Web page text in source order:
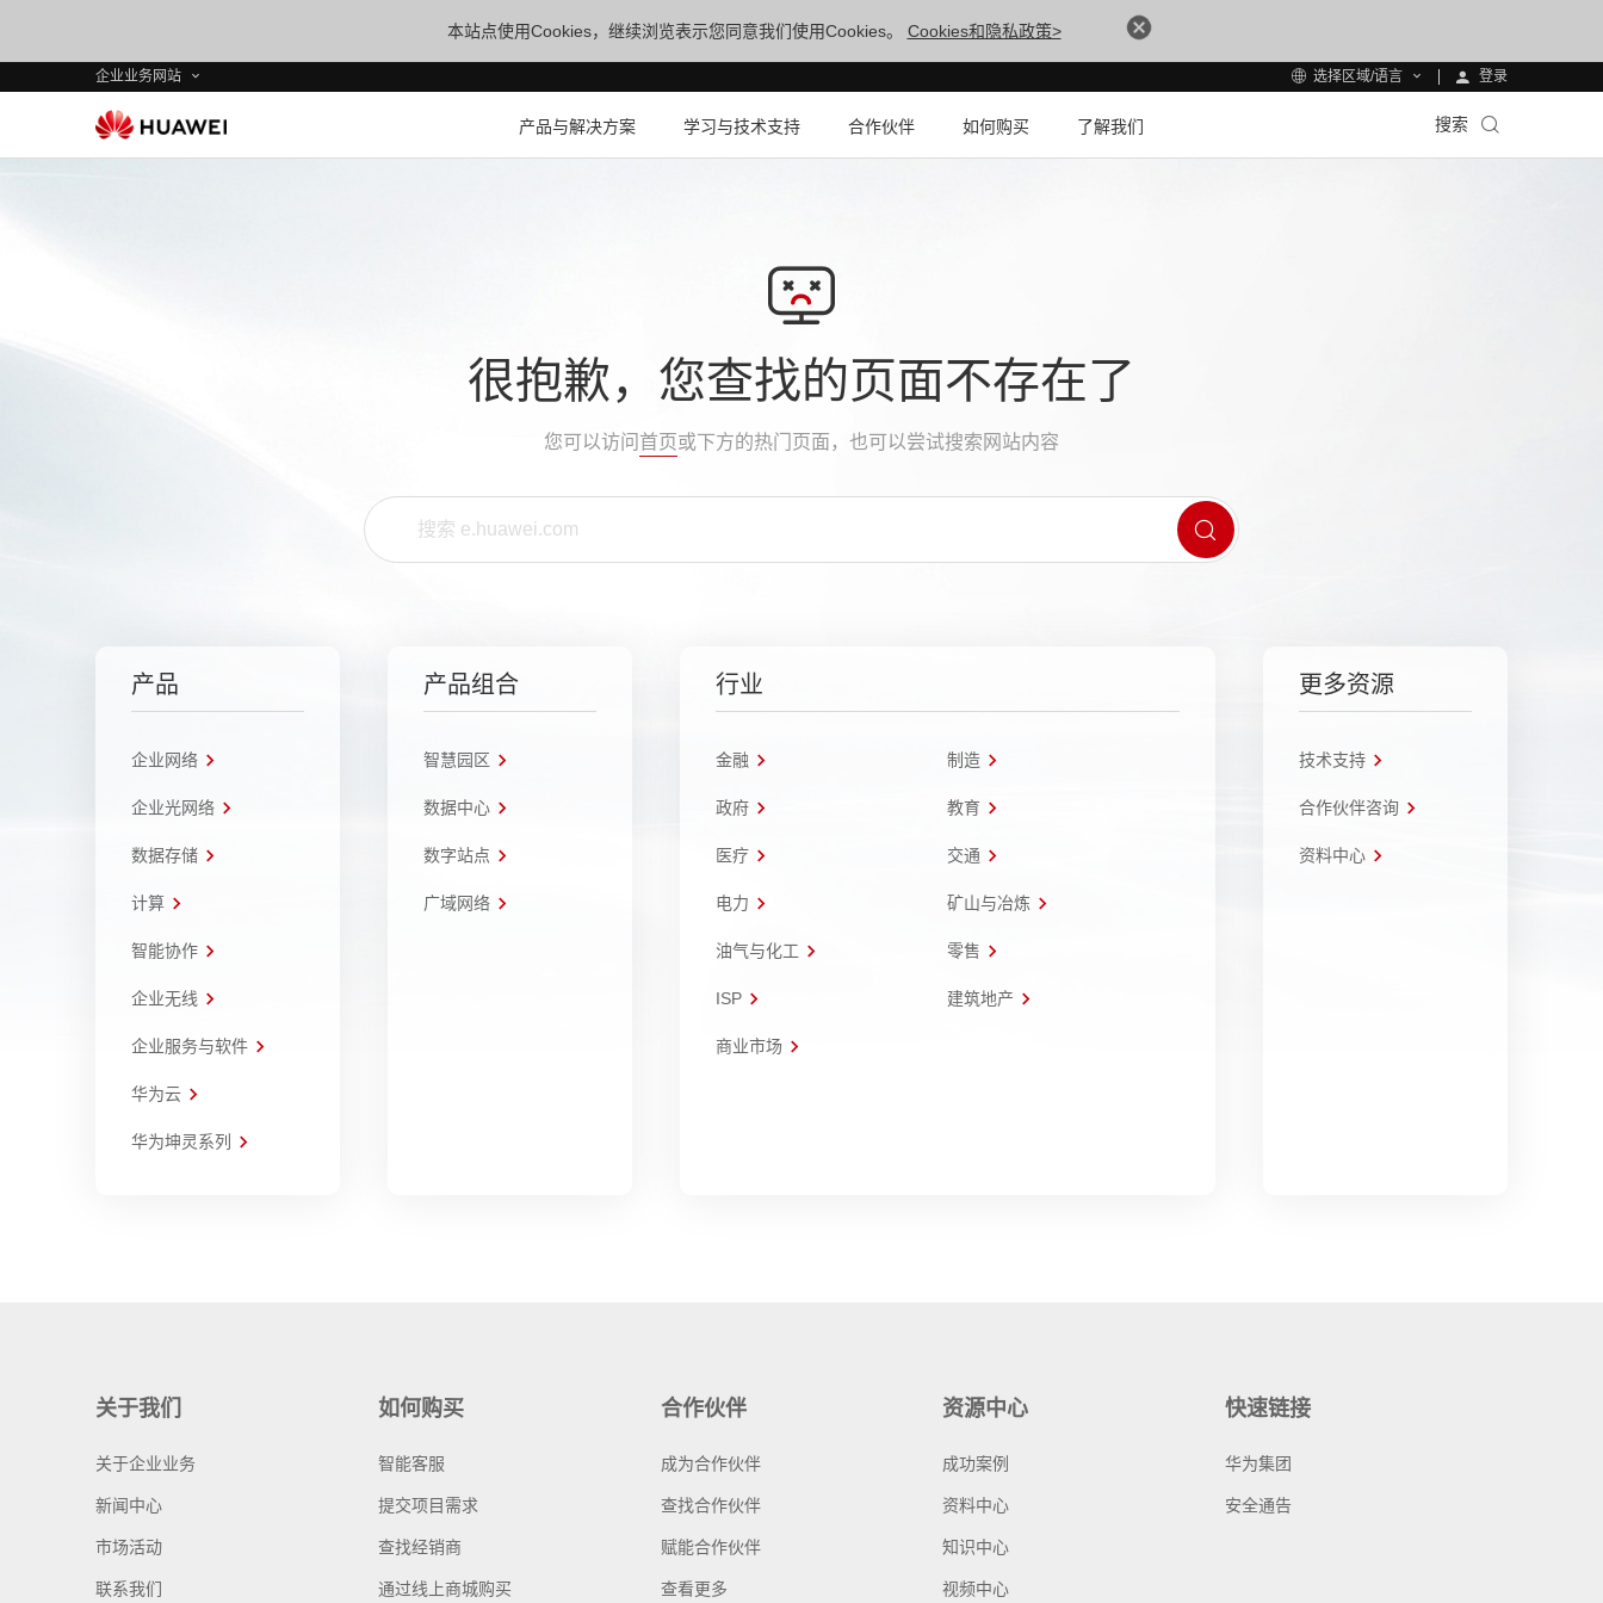
本站点使用Cookies，继续浏览表示您同意我们使用Cookies。 Cookies和隐私政策>
企业业务网站 选择区域/语言 登录
产品与解决方案 学习与技术支持 合作伙伴 如何购买 了解我们 搜索
很抱歉，您查找的页面不存在了
您可以访问 首页或下方的热门页面，也可以尝试搜索网站内容
产品
企业网络
企业光网络
数据存储
计算
智能协作
企业无线
企业服务与软件
华为云
华为坤灵系列
产品组合
智慧园区
数据中心
数字站点
广域网络
行业
金融 制造
政府 教育
医疗 交通
电力 矿山与冶炼
油气与化工 零售
ISP 建筑地产
商业市场
更多资源
技术支持
合作伙伴咨询
资料中心
关于我们
关于企业业务
新闻中心
市场活动
联系我们
如何购买
智能客服
提交项目需求
查找经销商
通过线上商城购买
合作伙伴
成为合作伙伴
查找合作伙伴
赋能合作伙伴
查看更多
资源中心
成功案例
资料中心
知识中心
视频中心
快速链接
华为集团
安全通告